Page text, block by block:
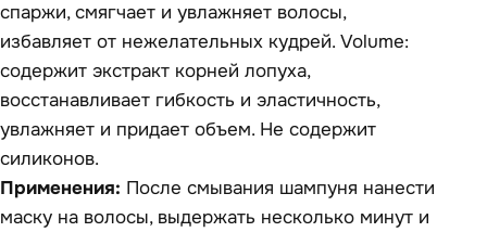
спаржи, смягчает и увлажняет волосы,
избавляет от нежелательных кудрей. Volume:
содержит экстракт корней лопуха,
восстанавливает гибкость и эластичность,
увлажняет и придает объем. Не содержит
силиконов.
Применения: После смывания шампуня нанести
маску на волосы, выдержать несколько минут и